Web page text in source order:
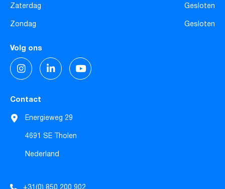
Zaterdag
Gesloten
Zondag
Gesloten
Volg ons
Contact
Energieweg 29
4691 SE Tholen
Nederland